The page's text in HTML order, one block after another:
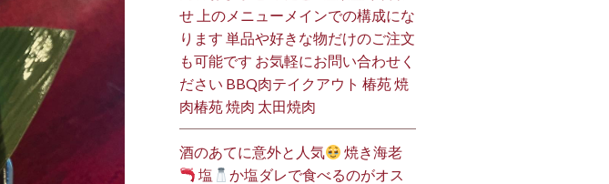
せ 上のメニューメインでの構成にな
ります 単品や好きな物だけのご注文
も可能です お気軽にお問い合わせく
ださい BBQ肉テイクアウト 椿苑 焼
肉椿苑 焼肉 太田焼肉
酒のあてに意外と人気
焼き海老
塩
か塩ダレで食べるのがオス